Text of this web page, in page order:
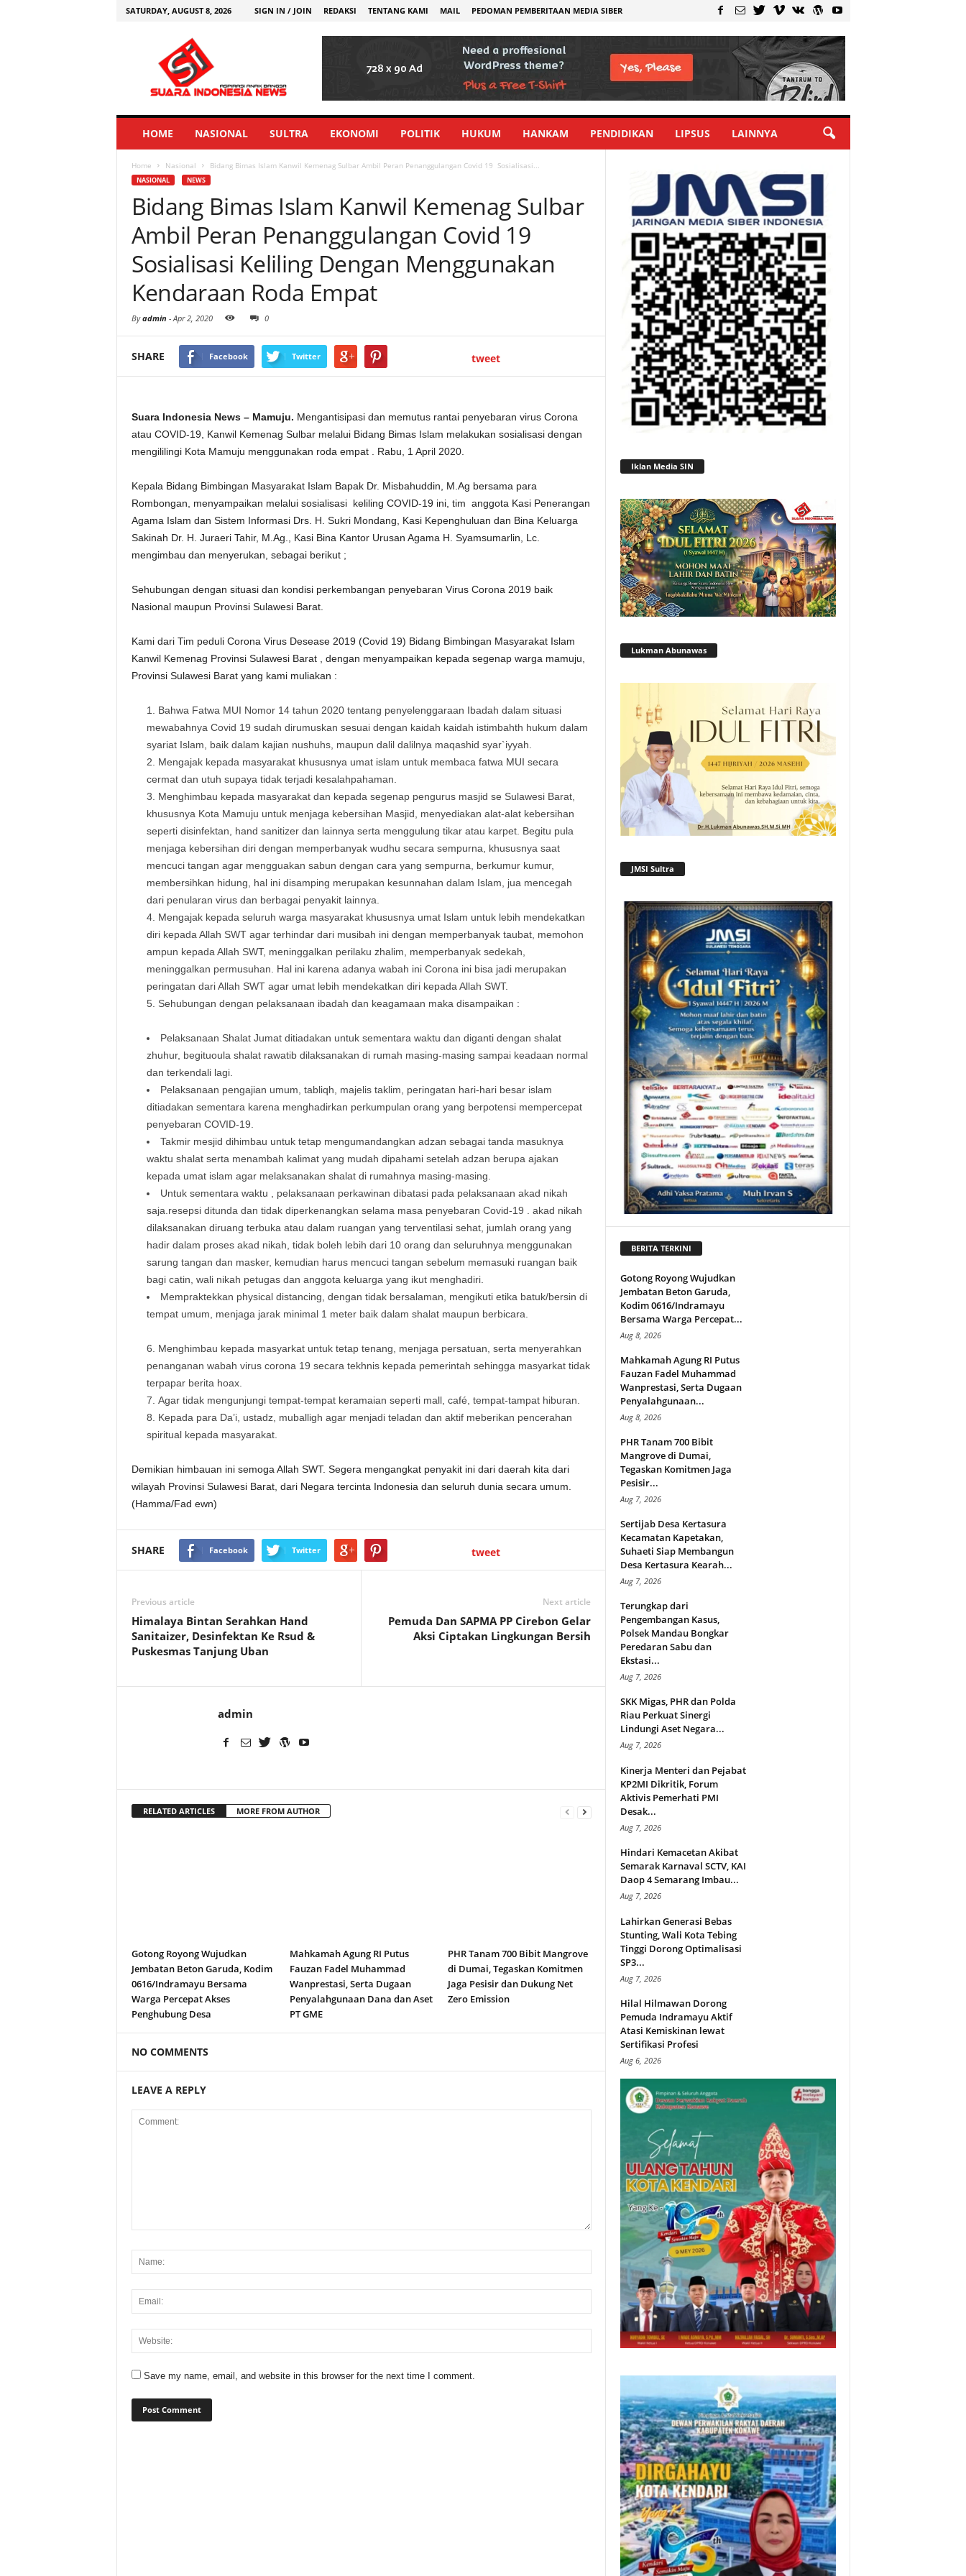
SATURDAY, AUGUST 8, 2026 SIGN IN / JOIN REDAKSI TENTANG KAMI MAIL PEDOMAN PEMBERITAAN MEDIA SIBER
HOME NASIONAL SULTRA EKONOMI POLITIK HUKUM HANKAM PENDIDIKAN LIPSUS LAINNYA
Home Nasional Bidang Bimas Islam Kanwil Kemenag Sulbar Ambil Peran Penanggulangan Covid 19 Sosialisasi...
NASIONAL NEWS
Bidang Bimas Islam Kanwil Kemenag Sulbar
Ambil Peran Penanggulangan Covid 19
Sosialisasi Keliling Dengan Menggunakan
Kendaraan Roda Empat
Byadmin - Apr 2, 2020 0
SHARE Facebook Twitter tweet
Suara Indonesia News – Mamuju. Mengantisipasi dan memutus rantai penyebaran virus Corona
atau COVID-19, Kanwil Kemenag Sulbar melalui Bidang Bimas Islam melakukan sosialisasi dengan
mengililingi Kota Mamuju menggunakan roda empat . Rabu, 1 April 2020.
Kepala Bidang Bimbingan Masyarakat Islam Bapak Dr. Misbahuddin, M.Ag bersama para
Rombongan, menyampaikan melalui sosialisasi keliling COVID-19 ini, tim anggota Kasi Penerangan
Agama Islam dan Sistem Informasi Drs. H. Sukri Mondang, Kasi Kepenghuluan dan Bina Keluarga
Sakinah Dr. H. Juraeri Tahir, M.Ag., Kasi Bina Kantor Urusan Agama H. Syamsumarlin, Lc.
mengimbau dan menyerukan, sebagai berikut ;
Sehubungan dengan situasi dan kondisi perkembangan penyebaran Virus Corona 2019 baik
Nasional maupun Provinsi Sulawesi Barat.
Kami dari Tim peduli Corona Virus Desease 2019 (Covid 19) Bidang Bimbingan Masyarakat Islam
Kanwil Kemenag Provinsi Sulawesi Barat , dengan menyampaikan kepada segenap warga mamuju,
Provinsi Sulawesi Barat yang kami muliakan :
Bahwa Fatwa MUI Nomor 14 tahun 2020 tentang penyelenggaraan Ibadah dalam situasi
mewabahnya Covid 19 sudah dirumuskan sesuai dengan kaidah kaidah istimbahth hukum dalam
syariat Islam, baik dalam kajian nushuhs, maupun dalil dalilnya maqashid syar`iyyah.
Mengajak kepada masyarakat khususnya umat islam untuk membaca fatwa MUI secara
cermat dan utuh supaya tidak terjadi kesalahpahaman.
Menghimbau kepada masyarakat dan kepada segenap pengurus masjid se Sulawesi Barat,
khususnya Kota Mamuju untuk menjaga kebersihan Masjid, menyediakan alat-alat kebersihan
seperti disinfektan, hand sanitizer dan lainnya serta menggulung tikar atau karpet. Begitu pula
menjaga kebersihan diri dengan memperbanyak wudhu secara sempurna, khususnya saat
mencuci tangan agar mengguakan sabun dengan cara yang sempurna, berkumur kumur,
membersihkan hidung, hal ini disamping merupakan kesunnahan dalam Islam, jua mencegah
dari penularan virus dan berbagai penyakit lainnya.
Mengajak kepada seluruh warga masyarakat khususnya umat Islam untuk lebih mendekatkan
diri kepada Allah SWT agar terhindar dari musibah ini dengan memperbanyak taubat, memohon
ampun kepada Allah SWT, meninggalkan perilaku zhalim, memperbanyak sedekah,
meninggalkan permusuhan. Hal ini karena adanya wabah ini Corona ini bisa jadi merupakan
peringatan dari Allah SWT agar umat lebih mendekatkan diri kepada Allah SWT.
Sehubungan dengan pelaksanaan ibadah dan keagamaan maka disampaikan :
Pelaksanaan Shalat Jumat ditiadakan untuk sementara waktu dan diganti dengan shalat
zhuhur, begituoula shalat rawatib dilaksanakan di rumah masing-masing sampai keadaan normal
dan terkendali lagi.
Pelaksanaan pengajian umum, tabliqh, majelis taklim, peringatan hari-hari besar islam
ditiadakan sementara karena menghadirkan perkumpulan orang yang berpotensi mempercepat
penyebaran COVID-19.
Takmir mesjid dihimbau untuk tetap mengumandangkan adzan sebagai tanda masuknya
waktu shalat serta menambah kalimat yang mudah dipahami setelah adzan berupa ajakan
kepada umat islam agar melaksanakan shalat di rumahnya masing-masing.
Untuk sementara waktu , pelaksanaan perkawinan dibatasi pada pelaksanaan akad nikah
saja.resepsi ditunda dan tidak diperkenangkan selama masa penyebaran Covid-19 . akad nikah
dilaksanakan diruang terbuka atau dalam ruangan yang terventilasi sehat, jumlah orang yang
hadir dalam proses akad nikah, tidak boleh lebih dari 10 orang dan seluruhnya menggunakan
sarung tangan dan masker, kemudian harus mencuci tangan sebelum memasuki ruangan baik
bagi catin, wali nikah petugas dan anggota keluarga yang ikut menghadiri.
Mempraktekkan physical distancing, dengan tidak bersalaman, mengikuti etika batuk/bersin di
tempat umum, menjaga jarak minimal 1 meter baik dalam shalat maupun berbicara.
Menghimbau kepada masyarkat untuk tetap tenang, menjaga persatuan, serta menyerahkan
penanganan wabah virus corona 19 secara tekhnis kepada pemerintah sehingga masyarkat tidak
terpapar berita hoax.
Agar tidak mengunjungi tempat-tempat keramaian seperti mall, café, tempat-tampat hiburan.
Kepada para Da’i, ustadz, muballigh agar menjadi teladan dan aktif meberikan pencerahan
spiritual kepada masyarakat.
Demikian himbauan ini semoga Allah SWT. Segera mengangkat penyakit ini dari daerah kita dari
wilayah Provinsi Sulawesi Barat, dari Negara tercinta Indonesia dan seluruh dunia secara umum.
(Hamma/Fad ewn)
SHARE Facebook Twitter tweet
Previous article
Himalaya Bintan Serahkan Hand
Sanitaizer, Desinfektan Ke Rsud &
Puskesmas Tanjung Uban
Next article
Pemuda Dan SAPMA PP Cirebon Gelar
Aksi Ciptakan Lingkungan Bersih
admin
RELATED ARTICLES MORE FROM AUTHOR
Gotong Royong Wujudkan
Jembatan Beton Garuda, Kodim
0616/Indramayu Bersama
Warga Percepat Akses
Penghubung Desa
Mahkamah Agung RI Putus
Fauzan Fadel Muhammad
Wanprestasi, Serta Dugaan
Penyalahgunaan Dana dan Aset
PT GME
PHR Tanam 700 Bibit Mangrove
di Dumai, Tegaskan Komitmen
Jaga Pesisir dan Dukung Net
Zero Emission
NO COMMENTS
LEAVE A REPLY
Save my name, email, and website in this browser for the next time I comment.
Iklan Media SIN
Lukman Abunawas
JMSI Sultra
BERITA TERKINI
Gotong Royong Wujudkan
Jembatan Beton Garuda,
Kodim 0616/Indramayu
Bersama Warga Percepat...
Aug 8, 2026
Mahkamah Agung RI Putus
Fauzan Fadel Muhammad
Wanprestasi, Serta Dugaan
Penyalahgunaan...
Aug 8, 2026
PHR Tanam 700 Bibit
Mangrove di Dumai,
Tegaskan Komitmen Jaga
Pesisir...
Aug 7, 2026
Sertijab Desa Kertasura
Kecamatan Kapetakan,
Suhaeti Siap Membangun
Desa Kertasura Kearah...
Aug 7, 2026
Terungkap dari
Pengembangan Kasus,
Polsek Mandau Bongkar
Peredaran Sabu dan
Ekstasi...
Aug 7, 2026
SKK Migas, PHR dan Polda
Riau Perkuat Sinergi
Lindungi Aset Negara...
Aug 7, 2026
Kinerja Menteri dan Pejabat
KP2MI Dikritik, Forum
Aktivis Pemerhati PMI
Desak...
Aug 7, 2026
Hindari Kemacetan Akibat
Semarak Karnaval SCTV, KAI
Daop 4 Semarang Imbau...
Aug 7, 2026
Lahirkan Generasi Bebas
Stunting, Wali Kota Tebing
Tinggi Dorong Optimalisasi
SP3...
Aug 7, 2026
Hilal Hilmawan Dorong
Pemuda Indramayu Aktif
Atasi Kemiskinan lewat
Sertifikasi Profesi
Aug 6, 2026